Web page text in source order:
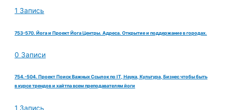
1 Запись
753-570. Йога и Проект Йога Центры. Адреса. Открытие и поддержание в городах.
0 Записи
754.-504. Проект Поиск Важных Ссылок по IT, Наука, Культура, Бизнес чтобы быть
в курсе трендов и хайтпа всем преподавателям йоги
1 Запись